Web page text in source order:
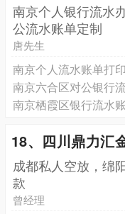
南京个人银行流水
公流水账单定制
唐先生
南京个人流水账单打
南京六合区对公银行
南京栖霞区银行流水
18、四川鼎力汇
成都私人空放，绵
款
曾经理